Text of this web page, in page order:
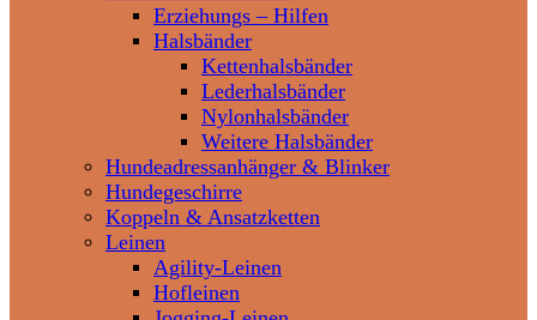
Erziehungs – Hilfen
Halsbänder
Kettenhalsbänder
Lederhalsbänder
Nylonhalsbänder
Weitere Halsbänder
Hundeadressanhänger & Blinker
Hundegeschirre
Koppeln & Ansatzketten
Leinen
Agility-Leinen
Hofleinen